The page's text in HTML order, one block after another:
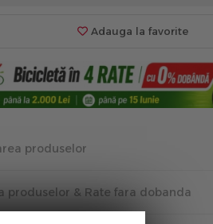
Adauga la favorite
produselor
produselor & Rate fara dobanda